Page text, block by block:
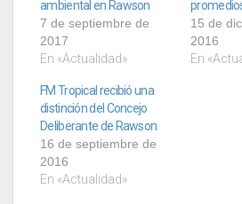
ambiental en Rawson
7 de septiembre de
2017
En «Actualidad»
15 de
2016
En
FM Tropical recibió una
distinción del Concejo
Deliberante de Rawson
16 de septiembre de
2016
En «Actualidad»